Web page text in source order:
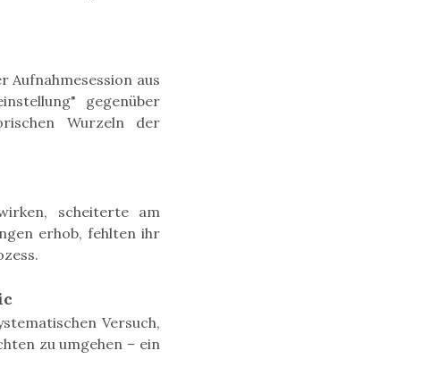
Aufnahmesession aus
gegenüber
Wurzeln der
scheiterte am
erhob, fehlten ihr
Versuch,
zu umgehen – ein